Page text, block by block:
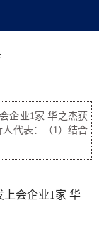
企业1家 华之杰获
代表：（1）结合
上会企业1家 华